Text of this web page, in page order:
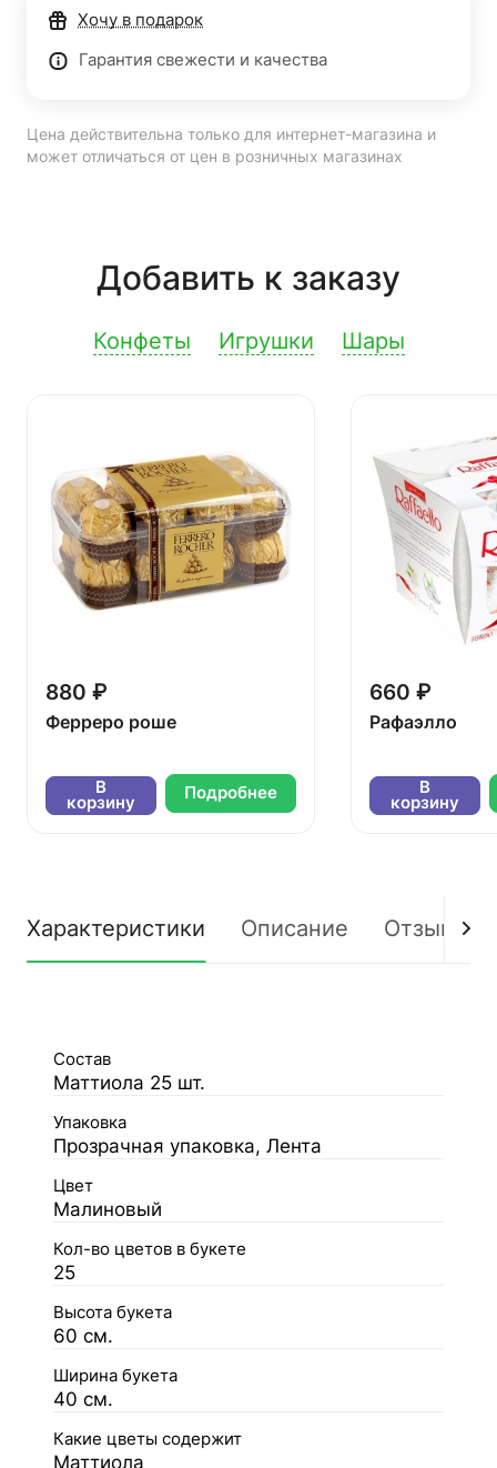
Хочу в подарок
Гарантия свежести и качества
Цена действительна только для интернет-магазина и
может отличаться от цен в розничных магазинах
Добавить к заказу
Конфеты Игрушки Шары
880 ₽
Ферреро роше
В
корзину Подробнее
660 ₽
Рафаэлло
В
корзину
Характеристики Описание Отзывы
Состав
Маттиола 25 шт.
Упаковка
Прозрачная упаковка, Лента
Цвет
Малиновый
Кол-во цветов в букете
25
Высота букета
60 см.
Ширина букета
40 см.
Какие цветы содержит
Маттиола